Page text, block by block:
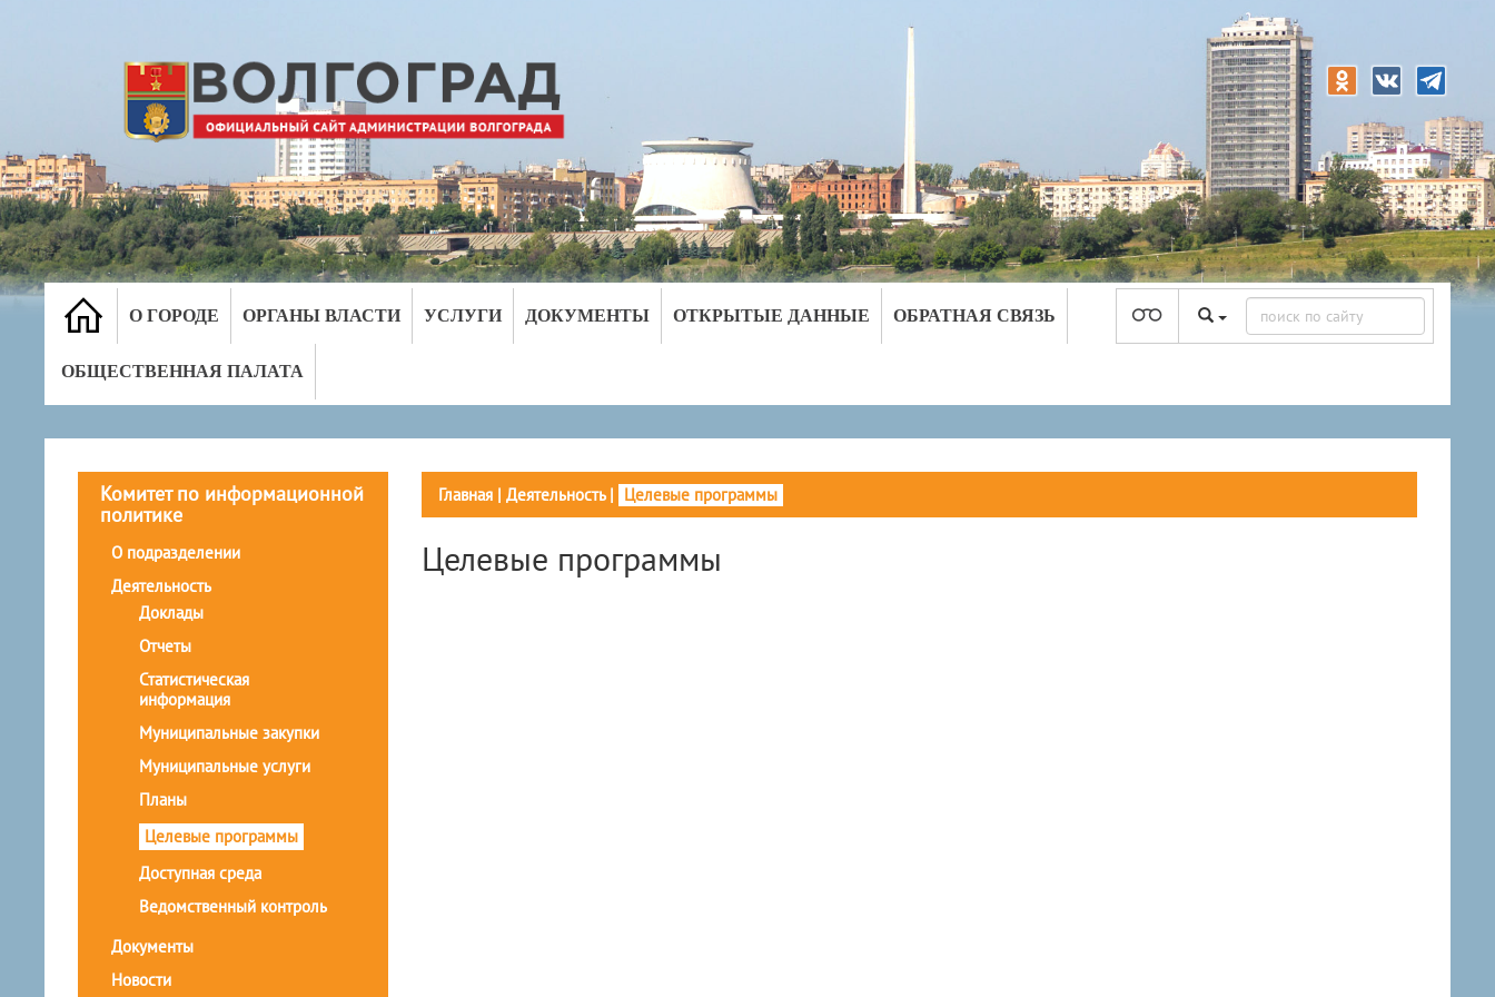
О ГОРОДЕ ОРГАНЫ ВЛАСТИ УСЛУГИ ДОКУМЕНТЫ ОТКРЫТЫЕ ДАННЫЕ ОБРАТНАЯ СВЯЗЬ
ОБЩЕСТВЕННАЯ ПАЛАТА
Комитет по информационной
политике
О подразделении
Деятельность
Доклады
Отчеты
Статистическая
информация
Муниципальные закупки
Муниципальные услуги
Планы
Целевые программы
Доступная среда
Ведомственный контроль
Документы
Новости
Главная| Деятельность| Целевые программы
Целевые программы